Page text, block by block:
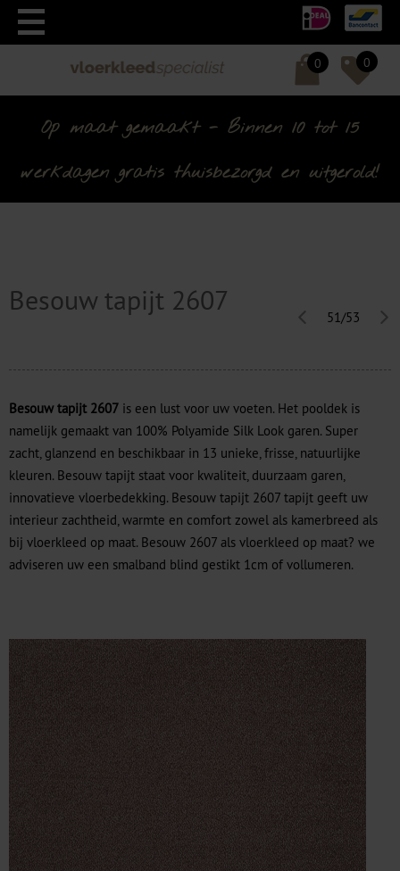
0 0
Op maat gemaakt - Binnen 10 tot 15
werkdagen gratis thuisbezorgd en uitgerold!
Besouw tapijt 2607
51/53
Besouw tapijt 2607 is een lust voor uw voeten. Het pooldek is
namelijk gemaakt van 100% Polyamide Silk Look garen. Super
zacht, glanzend en beschikbaar in 13 unieke, frisse, natuurlijke
kleuren. Besouw tapijt staat voor kwaliteit, duurzaam garen,
innovatieve vloerbedekking. Besouw tapijt 2607 tapijt geeft uw
interieur zachtheid, warmte en comfort zowel als kamerbreed als
bij vloerkleed op maat. Besouw 2607 als vloerkleed op maat? we
adviseren uw een smalband blind gestikt 1cm of vollumeren.